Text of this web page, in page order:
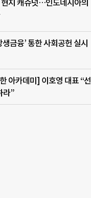
현지 캐슈넛…인도네시아의
금융’ 통한 사회공헌 실시
아카데미] 이호영 대표 “선
라”